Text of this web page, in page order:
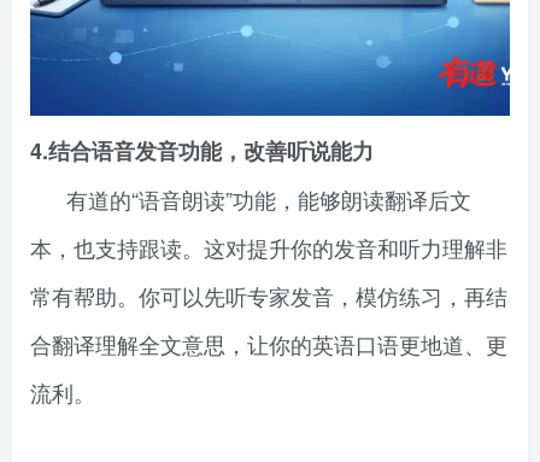
4.结合语音发音功能，改善听说能力
有道的“语音朗读”功能，能够朗读翻译后文
本，也支持跟读。这对提升你的发音和听力理解非
常有帮助。你可以先听专家发音，模仿练习，再结
合翻译理解全文意思，让你的英语口语更地道、更
流利。